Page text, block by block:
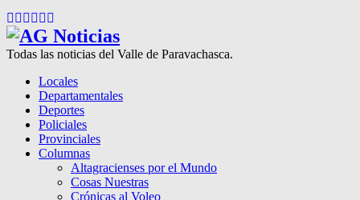
Facebook
Twitter
Instagram
Pinterest
Google
Todas las noticias del Valle de Paravachasca.
Locales
Departamentales
Deportes
Policiales
Provinciales
Columnas
Altagracienses por el Mundo
Cosas Nuestras
Crónicas al Voleo